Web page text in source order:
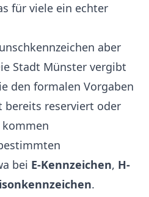
für viele ein echter
aber
Stadt Münster vergibt
den formalen Vorgaben
bereits reserviert oder
kommen
bei E-Kennzeichen, H-
.